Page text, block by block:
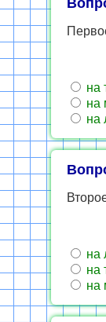
на
на
на
на
на
на